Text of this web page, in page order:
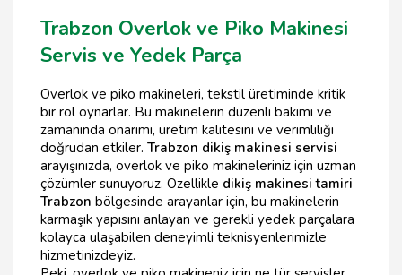
Trabzon Overlok ve Piko Makinesi
Servis ve Yedek Parça
Overlok ve piko makineleri, tekstil üretiminde kritik
bir rol oynarlar. Bu makinelerin düzenli bakımı ve
zamanında onarımı, üretim kalitesini ve verimliliği
doğrudan etkiler. Trabzon dikiş makinesi servisi
arayışınızda, overlok ve piko makineleriniz için uzman
çözümler sunuyoruz. Özellikle dikiş makinesi tamiri
Trabzon bölgesinde arayanlar için, bu makinelerin
karmaşık yapısını anlayan ve gerekli yedek parçalara
kolayca ulaşabilen deneyimli teknisyenlerimizle
hizmetinizdeyiz.